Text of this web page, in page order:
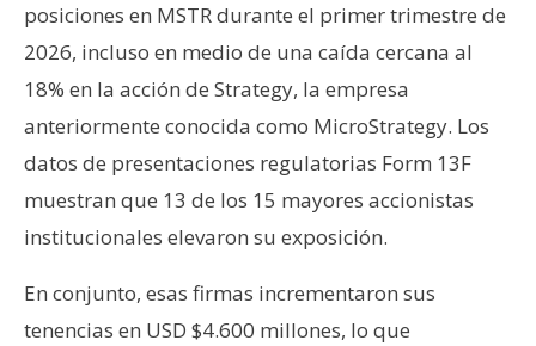
m
a
s
R
e
c
r
s
posiciones en MSTR durante el primer trimestre de
2026, incluso en medio de una caída cercana al
18% en la acción de Strategy, la empresa
anteriormente conocida como MicroStrategy. Los
datos de presentaciones regulatorias Form 13F
muestran que 13 de los 15 mayores accionistas
institucionales elevaron su exposición.
En conjunto, esas firmas incrementaron sus
tenencias en USD $4.600 millones, lo que